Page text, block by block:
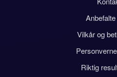
Vilkår og
Riktig